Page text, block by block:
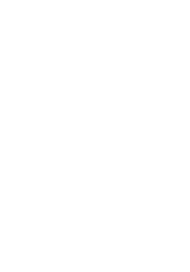
TÄYDELLINEN
LUOTU LUJAKSI JA VALMIIKSI
Mönkijöillämme on kaikki
voivat selviytyä mistä tahansa
todella nautinnollisia ajettavia.
TUTUSTU